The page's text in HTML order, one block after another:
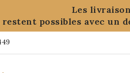
Les
restent possibles avec